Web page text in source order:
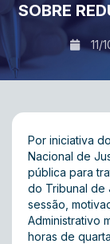
SOBRE
11/
Por iniciativa
Nacional de
pública para
do Tribunal de
sessão,
Administrativo
horas de